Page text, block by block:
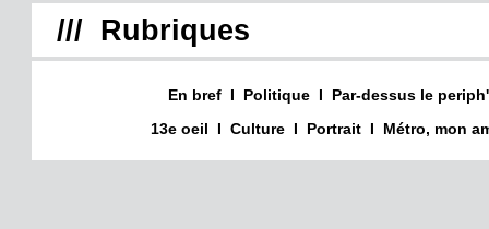
/// Rubriques
En bref I Politique I
Par-dessus le periph'
13e oeil
I Culture I Portrait I Métro, mon